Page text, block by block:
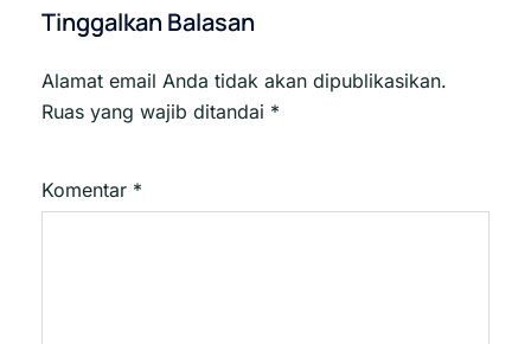
Tinggalkan Balasan
Alamat email Anda tidak akan dipublikasikan.
Ruas yang wajib ditandai *
Komentar *